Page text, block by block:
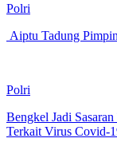
Polri
Aiptu Tadung
Polri
Bengkel Jadi
Terkait Virus Covid-